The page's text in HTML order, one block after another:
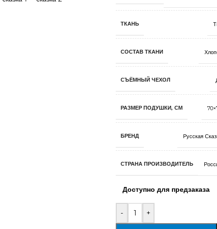
ТКАНЬ
СОСТАВ ТКАНИ
СЪЁМНЫЙ ЧЕХОЛ
РАЗМЕР ПОДУШКИ, СМ
БРЕНД Русская
СТРАНА ПРОИЗВОДИТЕЛЬ
Доступно для предзаказа
- +